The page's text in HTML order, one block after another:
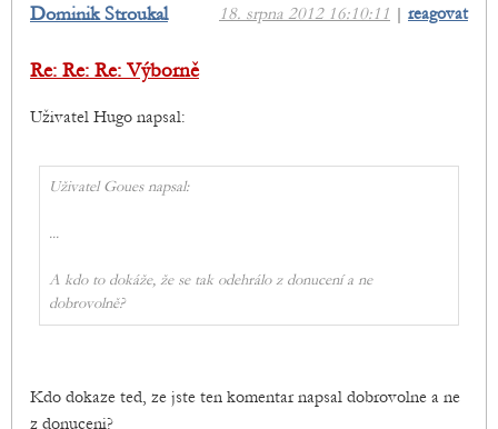
18. srpna 2012 16:10:11 | reagovat
Dominik Stroukal
Re: Re: Re: Výborně
Uživatel Hugo napsal:
Uživatel Goues napsal:
...
A kdo to dokáže, že se tak odehrálo z donucení a ne
dobrovolně?
Kdo dokaze ted, ze jste ten komentar napsal dobrovolne a ne
z donuceni?